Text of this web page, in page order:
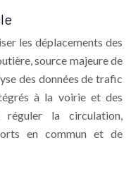
les déplacements des
source majeure de
des données de trafic
à la voirie et des
réguler la circulation,
en commun et de